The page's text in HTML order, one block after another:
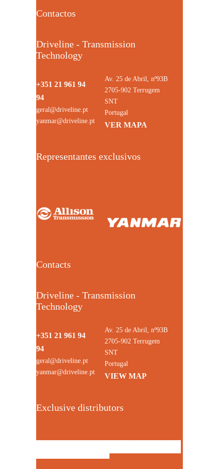
Contactos
Driveline - Transmission
Technology
+351 21 961 94
94
geral@driveline.pt
yanmar@driveline.pt
Av. 25 de Abril, nº93B
2705-902 Terrugem
SNT
Portugal
VER MAPA
Representantes exclusivos
Contacts
Driveline - Transmission
Technology
+351 21 961 94
94
geral@driveline.pt
yanmar@driveline.pt
Av. 25 de Abril, nº93B
2705-902 Terrugem
SNT
Portugal
VIEW MAP
Exclusive distributors